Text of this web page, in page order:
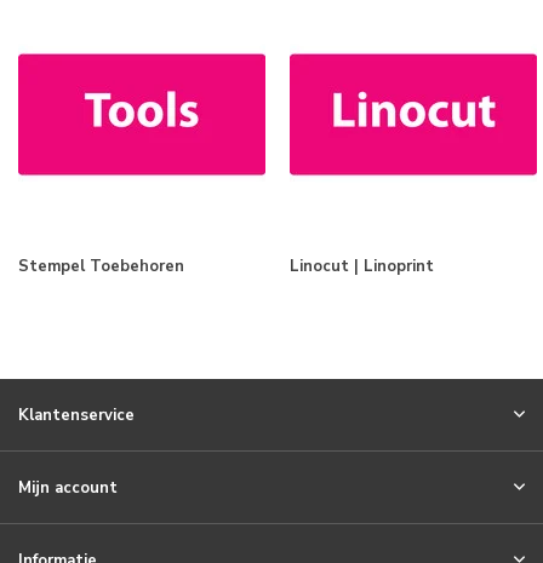
Stempel Toebehoren Linocut | Linoprint
Klantenservice
Mijn account